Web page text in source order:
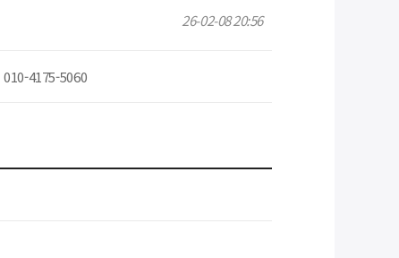
26-02-08 20:56
010-4175-5060